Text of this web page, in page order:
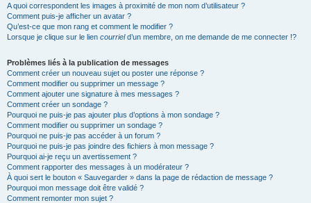
A quoi correspondent les images à proximité de mon nom d’utilisateur ?
Comment puis-je afficher un avatar ?
Qu’est-ce que mon rang et comment le modifier ?
Lorsque je clique sur le lien courrield’un membre, on me demande de me connecter !?
Problèmes liés à la publication de messages
Comment créer un nouveau sujet ou poster une réponse ?
Comment modifier ou supprimer un message ?
Comment ajouter une signature à mes messages ?
Comment créer un sondage ?
Pourquoi ne puis-je pas ajouter plus d’options à mon sondage ?
Comment modifier ou supprimer un sondage ?
Pourquoi ne puis-je pas accéder à un forum ?
Pourquoi ne puis-je pas joindre des fichiers à mon message ?
Pourquoi ai-je reçu un avertissement ?
Comment rapporter des messages à un modérateur ?
À quoi sert le bouton « Sauvegarder » dans la page de rédaction de message ?
Pourquoi mon message doit être validé ?
Comment remonter mon sujet ?